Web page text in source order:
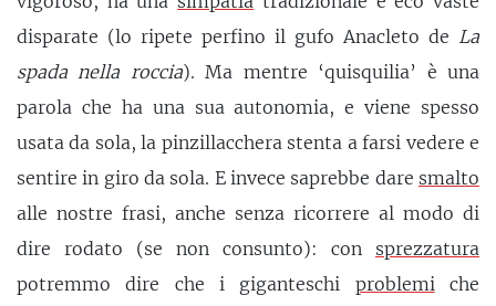
disparate (lo ripete perfino il gufo Anacleto de La
spada nella roccia). Ma mentre ‘quisquilia’ è una
parola che ha una sua autonomia, e viene spesso
usata da sola, la pinzillacchera stenta a farsi vedere e
sentire in giro da sola. E invece saprebbe dare smalto
alle nostre frasi, anche senza ricorrere al modo di
dire rodato (se non consunto): con sprezzatura
potremmo dire che i giganteschi problemi che